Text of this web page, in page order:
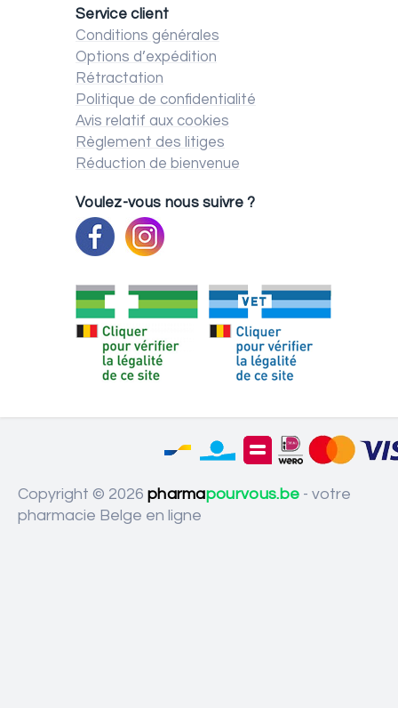
Service client
Conditions générales
Options d’expédition
Rétractation
Politique de confidentialité
Avis relatif aux cookies
Règlement des litiges
Réduction de bienvenue
Voulez-vous nous suivre ?
Copyright © 2026 pharmapourvous.be - votre
pharmacie Belge en ligne